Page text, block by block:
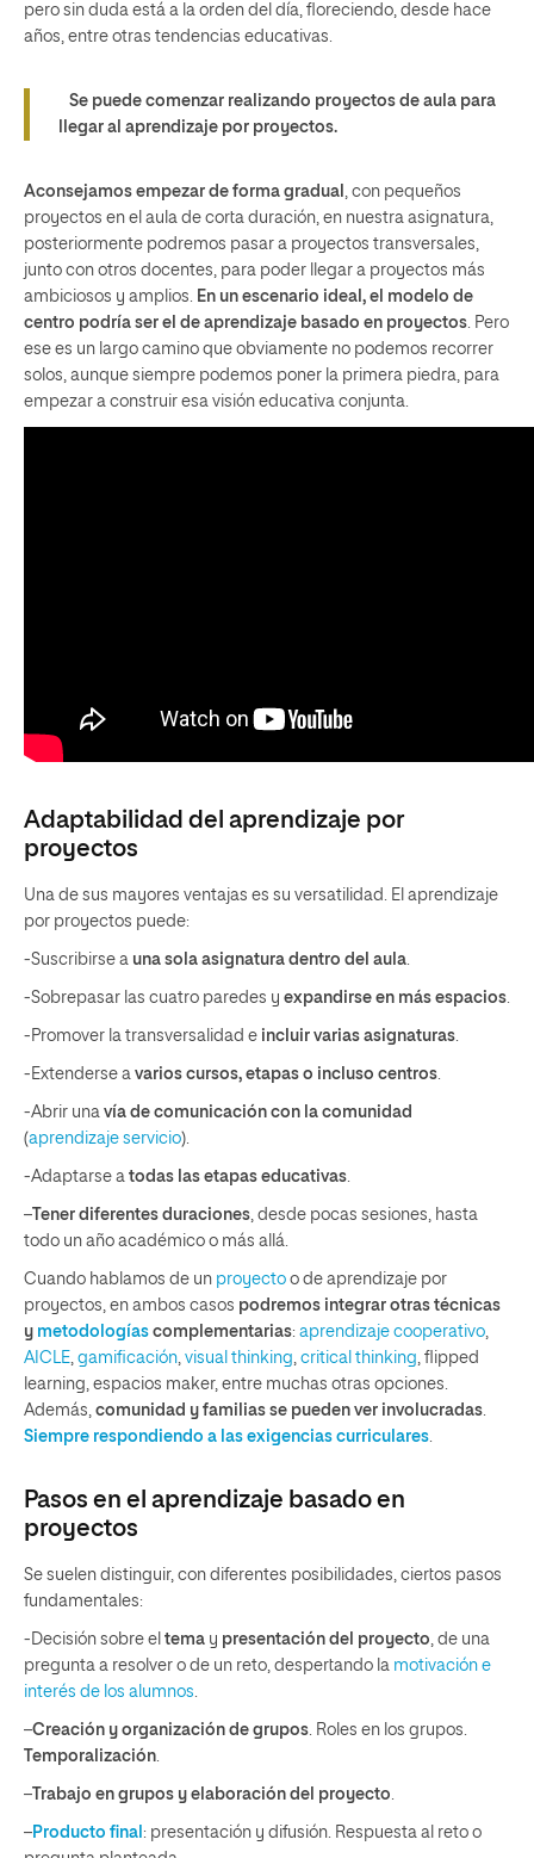
pero sin duda está a la orden del día, floreciendo, desde hace
años, entre otras tendencias educativas.
Se puede comenzar realizando proyectos de aula para
llegar al aprendizaje por proyectos.
Aconsejamos empezar de forma gradual
, con pequeños
proyectos en el aula de corta duración, en nuestra asignatura,
posteriormente podremos pasar a proyectos transversales,
junto con otros docentes, para poder llegar a proyectos más
ambiciosos y amplios.
En un escenario ideal, el modelo de
centro podría ser el de aprendizaje basado en proyectos . Pero
ese es un largo camino que obviamente no podemos recorrer
solos, aunque siempre podemos poner la primera piedra, para
empezar a construir esa visión educativa conjunta.
Adaptabilidad del aprendizaje por
proyectos
Una de sus mayores ventajas es su versatilidad. El aprendizaje
por proyectos puede:
-Suscribirse a una sola asignatura dentro del aula
-Sobrepasar las cuatro paredes y expandirse en más espacios
-Promover la transversalidad e incluir varias asignaturas
-Extenderse a varios cursos, etapas o incluso centros
-Abrir una vía de comunicación con la comunidad
(aprendizaje servicio).
-Adaptarse a todas las etapas educativas
–Tener diferentes duraciones , desde pocas sesiones, hasta
todo un año académico o más allá.
Cuando hablamos de un proyecto o de aprendizaje por
proyectos, en ambos casos podremos integrar otras técnicas
y metodologías complementarias: aprendizaje cooperativo
AICLE gamificación visual thinking critical thinking , flipped
learning, espacios maker, entre muchas otras opciones.
Además, comunidad y familias se pueden ver involucradas
Siempre respondiendo a las exigencias curriculares
Pasos en el aprendizaje basado en
proyectos
Se suelen distinguir, con diferentes posibilidades, ciertos pasos
fundamentales:
-Decisión sobre el tema y presentación del proyecto , de una
pregunta a resolver o de un reto, despertando la motivación e
interés de los alumnos
–Creación y organización de grupos . Roles en los grupos.
Temporalización
–Trabajo en grupos y elaboración del proyecto
–Producto final : presentación y difusión. Respuesta al reto o